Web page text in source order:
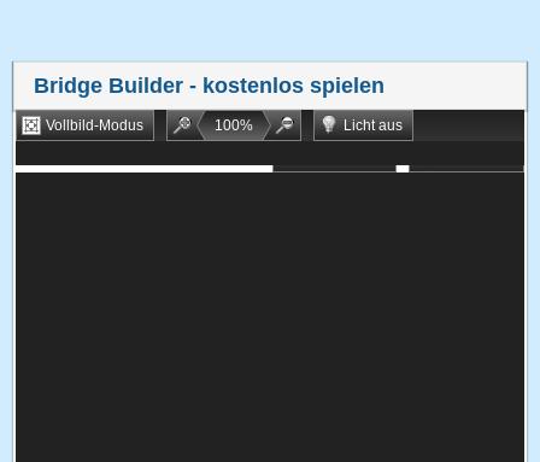
Bridge Builder - kostenlos spielen
Vollbild-Modus 100%
Licht aus